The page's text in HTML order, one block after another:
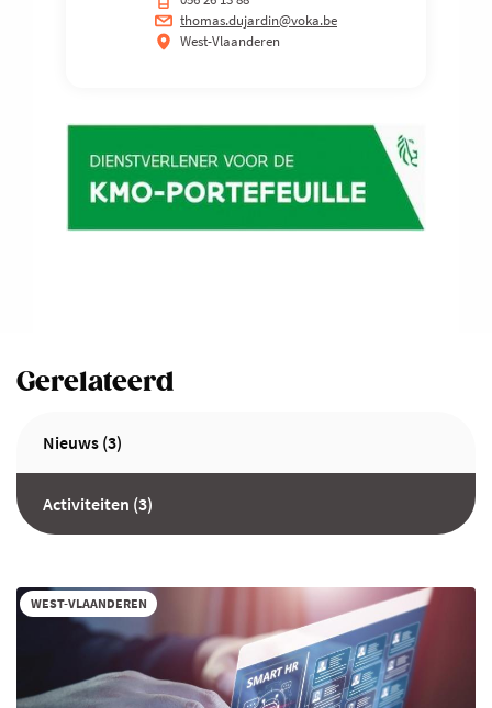
thomas.dujardin@voka.be
West-Vlaanderen
Gerelateerd
Nieuws (3)
Activiteiten (3)
WEST-VLAANDEREN